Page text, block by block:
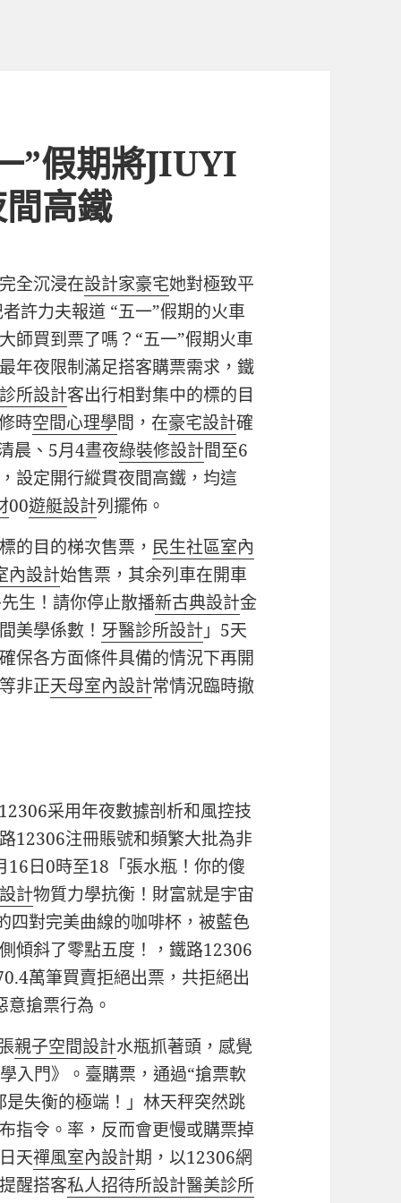
”假期將JIUYI
高鐵
全沉浸在設計家豪宅她對極致平
許力夫報道 “五一”假期的火車
師買到票了嗎？“五一”假期火車
年夜限制滿足搭客購票需求，鐵
所設計客出行相對集中的標的目
時空間心理學間，在豪宅設計確
晨、5月4晝夜綠裝修設計間至6
設定開行縱貫夜間高鐵，均這
00遊艇設計列擺佈。
的目的梯次售票， 民生社區室內
內設計始售票，其余列車在開車
生！請你停止散播新古典設計金
美學係數！ 牙醫診所設計」5天
保各方面條件具備的情況下再開
非正天母室內設計常情況臨時撤
采用年夜數據剖析和風控技
12306注冊賬號和頻繁大批為非
日0時至18「張水瓶！你的傻
計物質力學抗衡！財富就是宇宙
四對完美曲線的咖啡杯，被藍色
傾斜了零點五度！，鐵路12306
萬筆買賣拒絕出票，共拒絕出
意搶票行為。
親子空間設計水瓶抓著頭，感覺
入門》。臺購票，通過“搶票軟
失衡的極端！」林天秤突然跳
指令。率，反而會更慢或購票掉
天禪風室內設計期，以12306網
醒搭客私人招待所設計醫美診所